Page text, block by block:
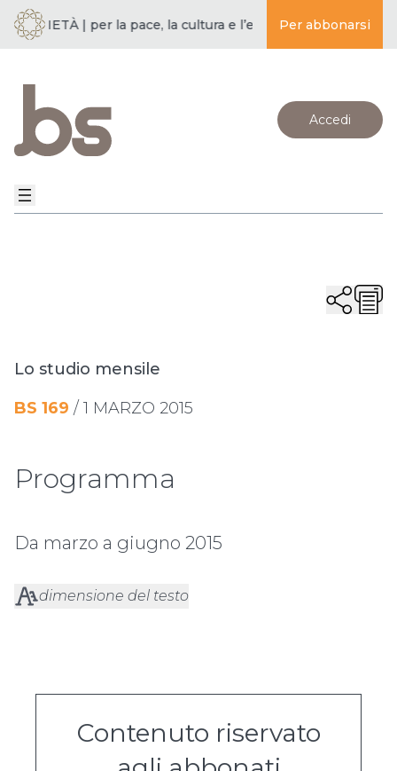
SOCIETÀ | per la pace, la cultura e l’educazione ·Per abbonarsi
Accedi
Lo studio mensile
BS 169 / 1 MARZO 2015
Programma
Da marzo a giugno 2015
dimensione del testo
Contenuto riservato